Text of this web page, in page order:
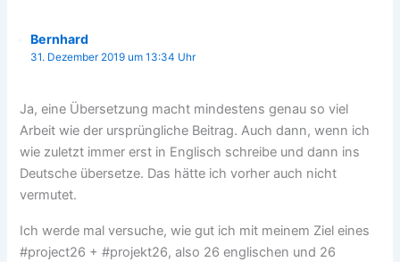
Bernhard
31. Dezember 2019 um 13:34 Uhr
Ja, eine Übersetzung macht mindestens genau so viel
Arbeit wie der ursprüngliche Beitrag. Auch dann, wenn ich
wie zuletzt immer erst in Englisch schreibe und dann ins
Deutsche übersetze. Das hätte ich vorher auch nicht
vermutet.
Ich werde mal versuche, wie gut ich mit meinem Ziel eines
#project26 + #projekt26, also 26 englischen und 26